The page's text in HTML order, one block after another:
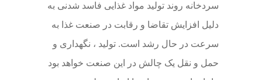
سردخانه روند تولید مواد غذایی فاسد شدنی به
دلیل افزایش تقاضا و رقابت در صنعت غذا به
سرعت در حال رشد است. تولید ، نگهداری و
حمل و نقل یک چالش در این صنعت خواهد بود